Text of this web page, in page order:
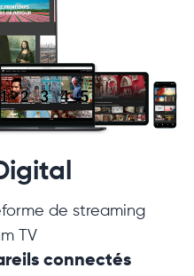
de streaming
TV
connectés